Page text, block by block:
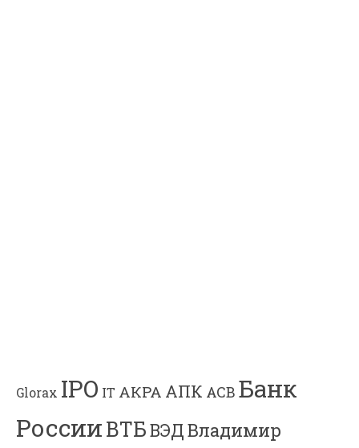
Glorax IPO IT АКРА АПК АСВ Банк
РоссииВТБВЭДВладимир